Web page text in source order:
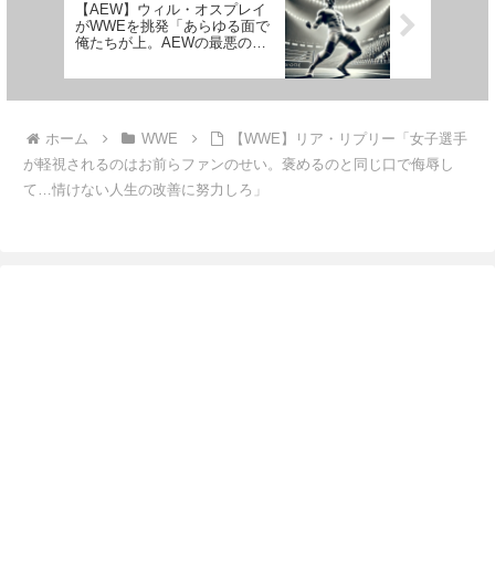
【AEW】ウィル・オスプレイ
がWWEを挑発「あらゆる面で
俺たちが上。AEWの最悪の日
ホーム WWE
【WWE】リア・リプリー「女子選手
が軽視されるのはお前らファンのせい。褒めるのと同じ口で侮辱し
て…情けない人生の改善に努力しろ」